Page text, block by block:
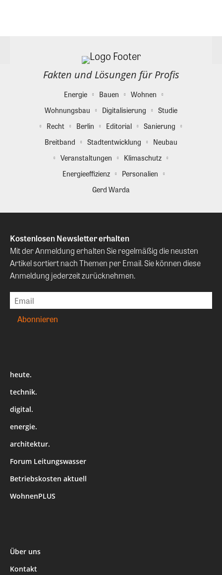
Fakten und Lösungen für Profis
Energie Bauen
Wohnen
Wohnungsbau
Digitalisierung
Studie
Recht
Berlin Editorial
Sanierung
Breitband
Stadtentwicklung
Neubau
Veranstaltungen
Klimaschutz
Energieeffizienz
Personalien
Gerd Warda
Kostenlosen Newsletter erhalten
Mit der Anmeldung erhalten Sie regelmäßig die neusten
Artikel sortiert nach Themen per Email. Sie können diese
Anmeldung jederzeit zurücknehmen.
heute.
technik.
digital.
energie.
architektur.
Forum Leitungswasser
Betriebskosten aktuell
WohnenPLUS
Über uns
Kontakt